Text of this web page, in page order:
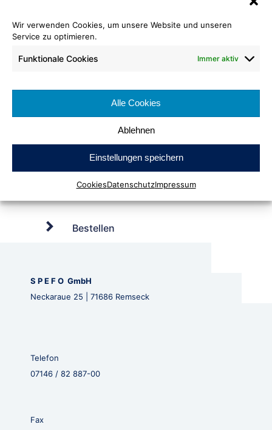
Wir verwenden Cookies, um unsere Website und unseren
Service zu optimieren.
Funktionale Cookies Immer aktiv
Alle Cookies
Ablehnen
Einstellungen speichern
CookiesDatenschutzImpressum
603 olivgrün
Bestellen
Saxony ECO
S P E F O GmbH
Neckaraue 25 | 71686 Remseck
Telefon
07146 / 82 887-00
Fax